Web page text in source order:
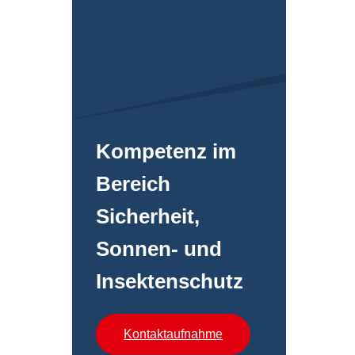
Kompetenz im
Bereich
Sicherheit,
Sonnen- und
Insektenschutz
Kontaktaufnahme